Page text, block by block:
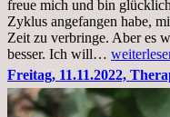
freue mich und bin
Zyklus angefangen habe,
Zeit zu verbringe. Aber es
besser. Ich will… Sonntag,
Freitag, 11.11.2022,